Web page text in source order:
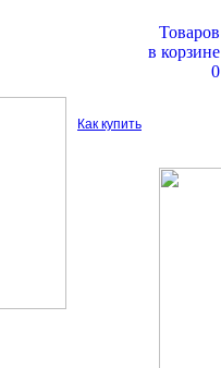
Товаров
в корзине
0
Как купить